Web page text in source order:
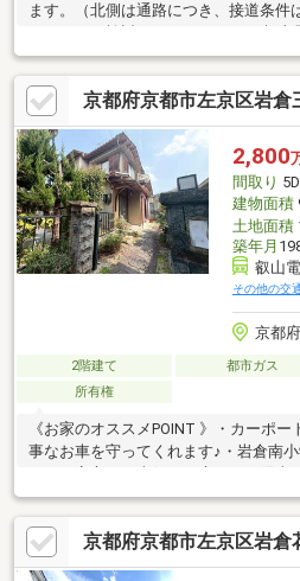
ます。（北側は通路につき、接道条件
駅」徒歩1分■京都バス「三宅八幡」
学校徒歩5分内空家につき、ごゆっく
京都府京都市左京区岩倉
2,800
間取り
建物面積
土地面積
築年月
叡山
その他の交
京都
2階建て 都市ガス
所有権
《お家のオススメPOINT 》・カーポ
事なお車を守ってくれます♪・岩倉南
気になる部分のリフォーム承ります！
しましょう♪≪些細なことでもご相談
タッフにもご相談可能！短時間のご見
京都府京都市左京区岩倉